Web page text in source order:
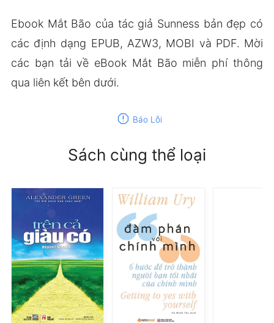
Ebook Mắt Bão của tác giả Sunness bản đẹp có
các định dạng EPUB, AZW3, MOBI và PDF. Mời
các bạn tải về eBook Mắt Bão miễn phí thông
qua liên kết bên dưới.
report Báo Lỗi
Sách cùng thể loại